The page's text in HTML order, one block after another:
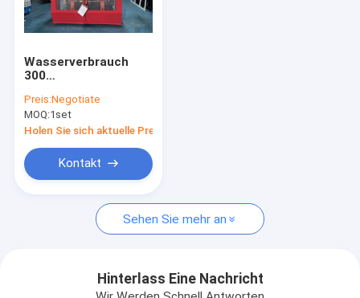
Wasserverbrauch
300
Preis:Negotiate
MOQ:1set
Holen Sie sich aktuelle Preis
Kontakt
Sehen Sie mehr an
Hinterlass Eine Nachricht